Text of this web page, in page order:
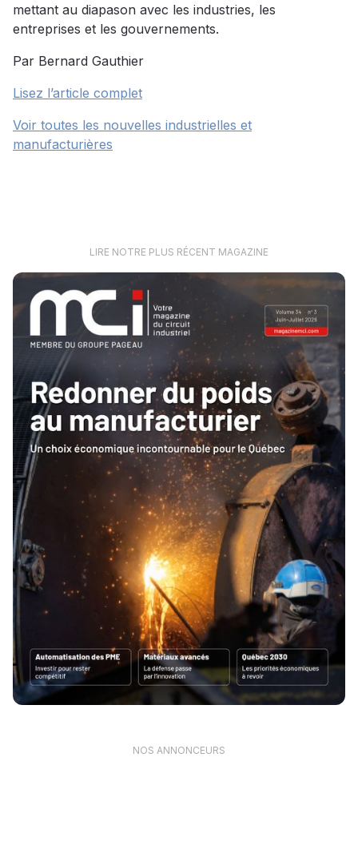
mettant au diapason avec les industries, les
entreprises et les gouvernements.
Par Bernard Gauthier
Lisez l’article complet
Voir toutes les nouvelles industrielles et
manufacturières
LIRE NOTRE PLUS RÉCENT MAGAZINE
NOS ANNONCEURS